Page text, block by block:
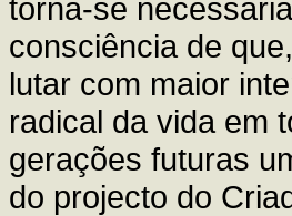
torna-se
consciência de
lutar com maior
radical da vida em
gerações futuras
do projecto do